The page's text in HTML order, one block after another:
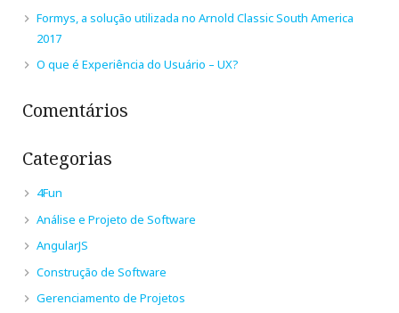
Formys, a solução utilizada no Arnold Classic South America
2017
O que é Experiência do Usuário – UX?
Comentários
Categorias
4Fun
Análise e Projeto de Software
AngularJS
Construção de Software
Gerenciamento de Projetos